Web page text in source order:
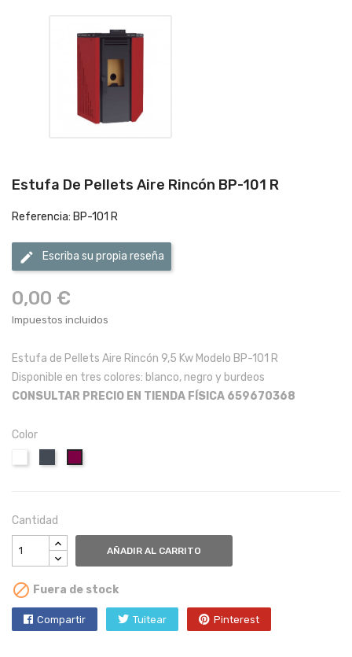
Estufa De Pellets Aire Rincón BP-101 R
Referencia: BP-101 R
edit Escriba su propia reseña
0,00 €
Impuestos incluidos
Estufa de Pellets Aire Rincón 9,5 Kw Modelo BP-101 R
Disponible en tres colores: blanco, negro y burdeos
CONSULTAR PRECIO EN TIENDA FÍSICA 659670368
Color
Cantidad
AÑADIR AL CARRITO
 Fuera de stock
Compartir Tuitear Pinterest